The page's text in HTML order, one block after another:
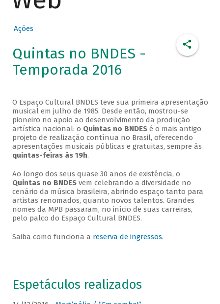
Ações
Quintas no BNDES -
Temporada 2016
O Espaço Cultural BNDES teve sua primeira apresentação
musical em julho de 1985. Desde então, mostrou-se
pioneiro no apoio ao desenvolvimento da produção
artística nacional: o Quintas no BNDESé o mais antigo
projeto de realização contínua no Brasil, oferecendo
apresentações musicais públicas e gratuitas, sempre às
quintas-feiras às 19h.
Ao longo dos seus quase 30 anos de existência, o
Quintas no BNDESvem celebrando a diversidade no
cenário da música brasileira, abrindo espaço tanto para
artistas renomados, quanto novos talentos. Grandes
nomes da MPB passaram, no início de suas carreiras,
pelo palco do Espaço Cultural BNDES.
Saiba como funciona a reserva de ingressos.
Espetáculos realizados